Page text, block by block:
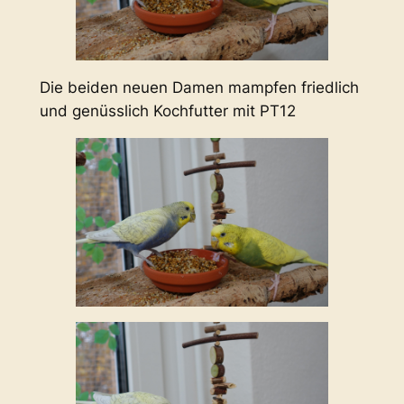
Die beiden neuen Damen mampfen friedlich
und genüsslich Kochfutter mit PT12